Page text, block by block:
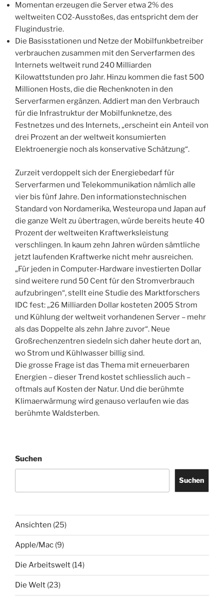
Momentan erzeugen die Server etwa 2% des
weltweiten CO2-Ausstoßes, das entspricht dem der
Flugindustrie.
Die Basisstationen und Netze der Mobilfunkbetreiber
verbrauchen zusammen mit den Serverfarmen des
Internets weltweit rund 240 Milliarden
Kilowattstunden pro Jahr. Hinzu kommen die fast 500
Millionen Hosts, die die Rechenknoten in den
Serverfarmen ergänzen. Addiert man den Verbrauch
für die Infrastruktur der Mobilfunknetze, des
Festnetzes und des Internets, „erscheint ein Anteil von
drei Prozent an der weltweit konsumierten
Elektroenergie noch als konservative Schätzung“.
Zurzeit verdoppelt sich der Energiebedarf für
Serverfarmen und Telekommunikation nämlich alle
vier bis fünf Jahre. Den informationstechnischen
Standard von Nordamerika, Westeuropa und Japan auf
die ganze Welt zu übertragen, würde bereits heute 40
Prozent der weltweiten Kraftwerksleistung
verschlingen. In kaum zehn Jahren würden sämtliche
jetzt laufenden Kraftwerke nicht mehr ausreichen.
„Für jeden in Computer-Hardware investierten Dollar
sind weitere rund 50 Cent für den Stromverbrauch
aufzubringen“, stellt eine Studie des Marktforschers
IDC fest: „26 Milliarden Dollar kosteten 2005 Strom
und Kühlung der weltweit vorhandenen Server – mehr
als das Doppelte als zehn Jahre zuvor“. Neue
Großrechenzentren siedeln sich daher heute dort an,
wo Strom und Kühlwasser billig sind.
Die grosse Frage ist das Thema mit erneuerbaren
Energien – dieser Trend kostet schliesslich auch –
oftmals auf Kosten der Natur. Und die berühmte
Klimaerwärmung wird genauso verlaufen wie das
berühmte Waldsterben.
Suchen
Suchen
Ansichten (25)
Apple/Mac (9)
Die Arbeitswelt (14)
Die Welt (23)